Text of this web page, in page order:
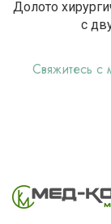
Долото
с
Свяжитесь с